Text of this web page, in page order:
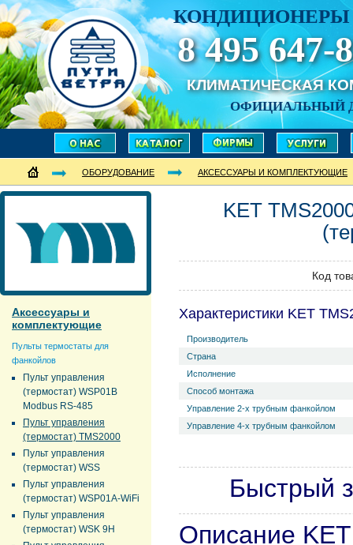
КОНДИЦИОНЕРЫ
8 495 647-
КЛИМАТИЧЕСКАЯ
ОФИЦИАЛЬНЫЙ
ОБОРУДОВАНИЕ АКСЕССУАРЫ И КОМПЛЕКТУЮЩИЕ
Аксессуары и
комплектующие
Пульты термостаты для
фанкойлов
Пульт управления
(термостат) WSP01B
Modbus RS-485
Пульт управления
(термостат) TMS2000
Пульт управления
(термостат) WSS
Пульт управления
(термостат) WSP01A-WiFi
Пульт управления
(термостат) WSK 9H
KET
Код
Характеристики KET
Производитель
Страна
Исполнение
Способ монтажа
Управление 2-х трубным фанкойлом
Управление 4-х трубным фанкойлом
Быстрый
Описание